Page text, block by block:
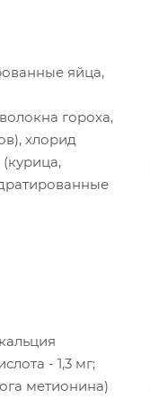
яйца,
гороха,
хлорид
- 1,3 мг;
метионина)